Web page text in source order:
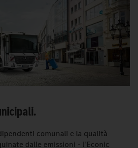
comunali e la qualità
dalle emissioni - l'Econic